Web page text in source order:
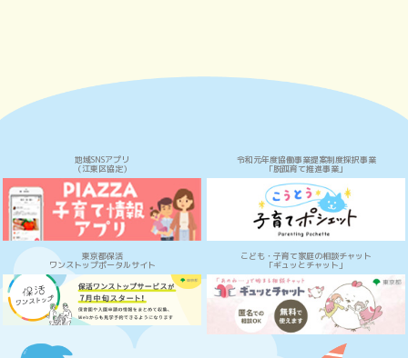
地域SNSアプリ
（江東区協定）
令和元年度協働事業提案制度採択事業
「脱孤育て推進事業」
東京都保活
ワンストップポータルサイト
こども・子育て家庭の相談チャット
「ギュッとチャット」